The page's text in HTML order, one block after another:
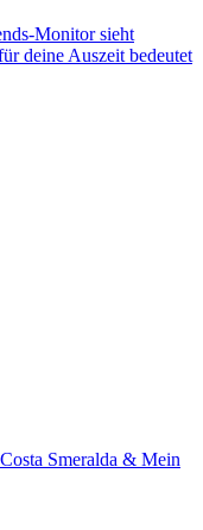
Monitor sieht
deine Auszeit bedeutet
Smeralda & Mein